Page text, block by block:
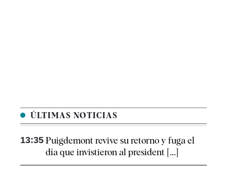
ÚLTIMAS NOTICIAS
13:35 Puigdemont revive su retorno y fuga el
día que invistieron al president [...]